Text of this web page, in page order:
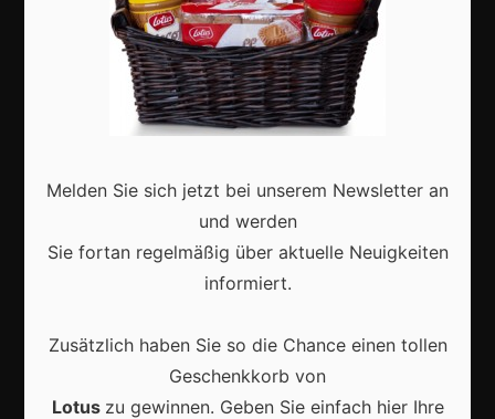
Erfolgsgeschichten
Deutschland
Aktuell
Melden Sie sich jetzt bei unserem Newsletter an
und werden
Sie fortan regelmäßig über aktuelle Neuigkeiten
informiert.
Zusätzlich haben Sie so die Chance einen tollen
Geschenkkorb von
Lotus zu gewinnen. Geben Sie einfach hier Ihre